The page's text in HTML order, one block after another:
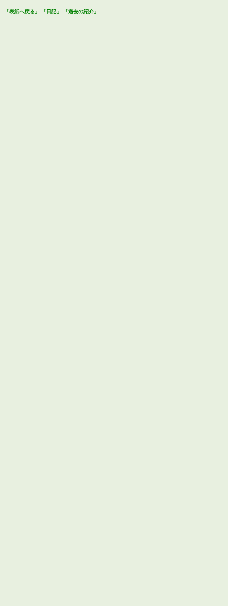
「表紙へ戻る」 「日記」 「過去の紹介」